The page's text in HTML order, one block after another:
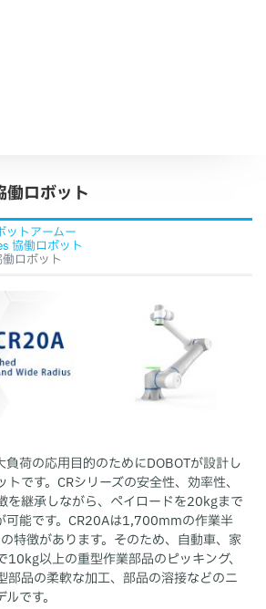
働ロボット
ットアームー
協働ロボット
ロボット
負荷の応用目的のためにDOBOTが設計し
です。CRシリーズの安全性、効率性、
を継承しながら、ペイロードを20kgまで
可能です。CR20Aは1,700mmの作業半
特徴があります。そのため、自動車、家
10kg以上の重型作業部品のピッキング、
部品の柔軟な加工、部品の溶接などのニ
です。